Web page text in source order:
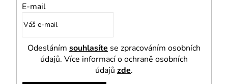
E-mail
Odesláním souhlasíte se zpracováním osobních
údajů. Více informací o ochraně osobních
údajů zde.